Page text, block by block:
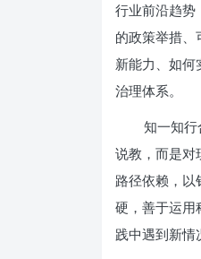
行业前沿趋势
的政策举措、
新能力、如何
治理体系。
知一知
说教，而是对
路径依赖，
硬，善于运用
践中遇到新情